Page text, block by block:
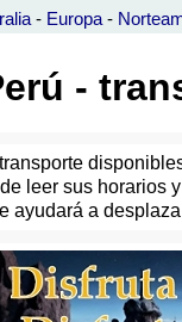
- Europa -
-
leer sus horarios
ayudará a